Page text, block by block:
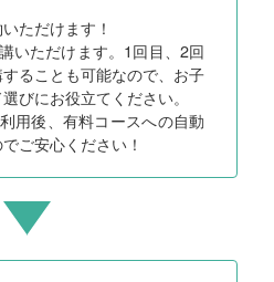
ただけます！
いただけます。1回目、2回
ることも可能なので、お子
びにお役立てください。
用後、有料コースへの自動
ご安心ください！